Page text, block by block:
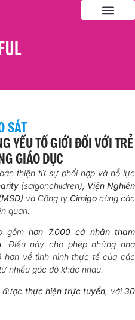
SÁT
YẾU TỐ GIỚI ĐỐI VỚI TRẺ
GIÁO DỤC
thiện từ sự phối hợp và nỗ lực
(saigonchildren), Viện Nghiên
và Công ty Cimigo cùng các
quan.
gồmhơn 7.000 cá nhân tham
. Điều này cho phép những nhà
hơn về tình hình thực tế của các
nhiều góc độ khác nhau.
được thực hiện trực tuyến, với30